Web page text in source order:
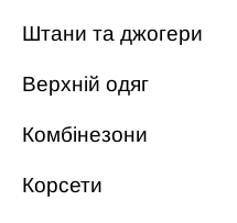
Штани та джогери
Верхній одяг
Комбінезони
Корсети